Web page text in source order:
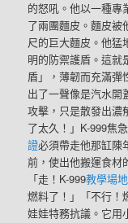
的怒吼。他以一種專
了兩團麵皮。麵皮被
尺的巨大麵皮。他猛
明的防禦護盾。這就
盾」，薄韌而充滿彈
出了一聲像是汽水開
攻擊，只是散發出濃
了太久！」K-999焦
證必須帶走他那缸陳
前，使出他搬運食材
「走！K-999教學場地
燃料了！」「不行！
娃娃特務抗議。它用